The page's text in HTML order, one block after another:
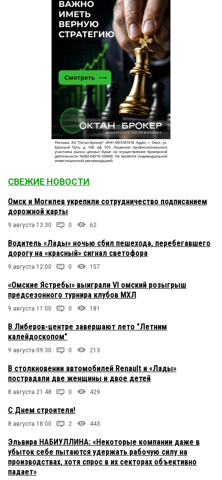
СВЕЖИЕ НОВОСТИ
Омск и Могилев укрепили сотрудничество подписанием
дорожной карты
9 августа 13:30 0 62
Водитель «Лады» ночью сбил пешехода, перебегавшего
дорогу на «красный» сигнал светофора
9 августа 12:00 0 157
«Омские Ястребы» выиграли VI омский розыгрыш
предсезонного турнира клубов МХЛ
9 августа 11:00 0 181
В Либеров-центре завершают лето "Летним
калейдоскопом"
9 августа 09:30 0 213
В столкновении автомобилей Renault и «Лады»
пострадали две женщины и двое детей
8 августа 21:48 0 429
С Днем строителя!
8 августа 18:00 2 443
Эльвира НАБИУЛЛИНА: «Некоторые компании даже в
убыток себе пытаются удержать рабочую силу на
производствах, хотя спрос в их секторах объективно
падает»